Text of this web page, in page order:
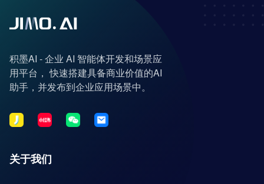
积墨AI - 企业 AI 智能体开发和场景应
用平台， 快速搭建具备商业价值的AI
助手，并发布到企业应用场景中。
关于我们